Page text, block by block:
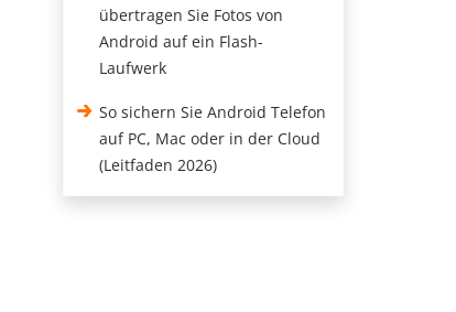
übertragen Sie Fotos von
Android auf ein Flash-
Laufwerk
So sichern Sie Android Telefon
auf PC, Mac oder in der Cloud
(Leitfaden 2026)